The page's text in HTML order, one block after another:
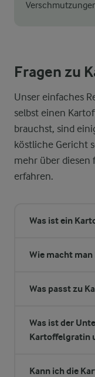
Fragen zu
Unser einfaches
selbst einen
brauchst, sind
köstliche Gericht
mehr über diesen
erfahren.
Was ist ein
Wie macht
Was passt zu
Was ist der
Kartoffelgratin
Kann ich die